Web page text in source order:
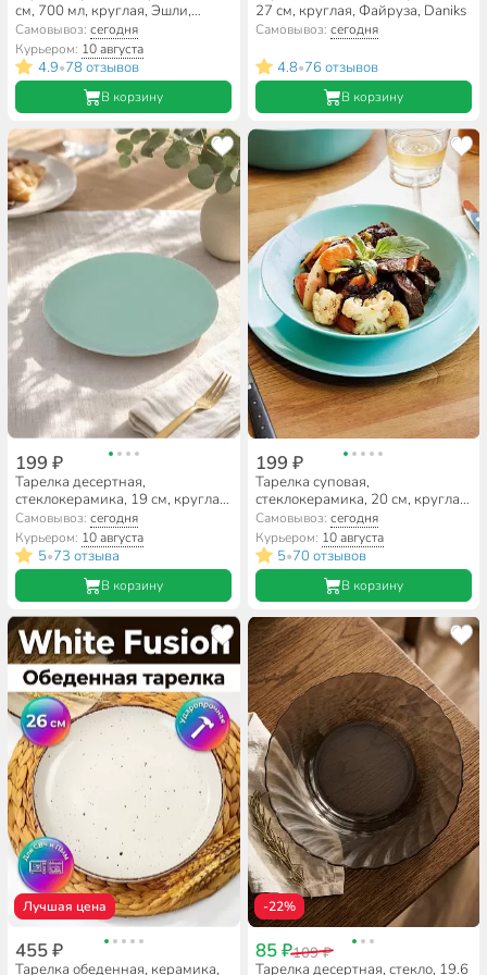
см, 700 мл, круглая, Эшли,
Daniks
Самовывоз:сегодня
Курьером: 10 августа
4.9•78 отзывов
В корзину
27 см, круглая, Файруза, Daniks
Самовывоз: сегодня
4.8•76 отзывов
В корзину
199 ₽
Тарелка десертная,
стеклокерамика, 19 см, круглая,
Diwali Turquoise, Luminarc,
P2613, бирюзовая
Самовывоз:сегодня
Курьером: 10 августа
5•73 отзыва
В корзину
199 ₽
Тарелка суповая,
стеклокерамика, 20 см, круглая,
Diwali Turquoise, Luminarc,
P2019, бирюзовая
Самовывоз: сегодня
Курьером: 10 августа
5•70 отзывов
В корзину
Лучшая цена
455 ₽
Тарелка обеденная, керамика,
-22%
85 ₽109 ₽
Тарелка десертная, стекло, 19.6